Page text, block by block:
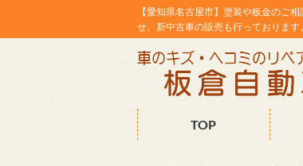
【愛知県名古屋市】塗装や板金のご
せ。新中古車の販売も行っておりま
TOP